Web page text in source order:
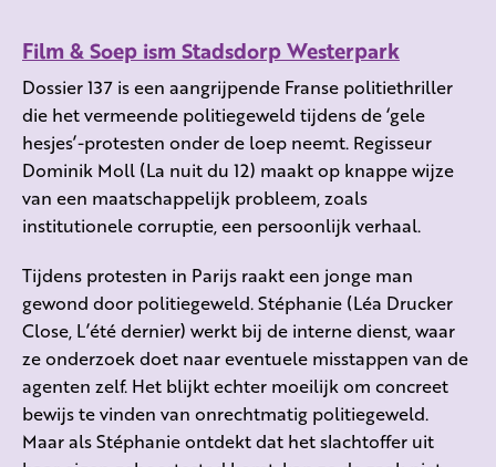
Film & Soep ism Stadsdorp Westerpark
Dossier 137 is een aangrijpende Franse politiethriller
die het vermeende politiegeweld tijdens de ‘gele
hesjes’-protesten onder de loep neemt. Regisseur
Dominik Moll (La nuit du 12) maakt op knappe wijze
van een maatschappelijk probleem, zoals
institutionele corruptie, een persoonlijk verhaal.
Tijdens protesten in Parijs raakt een jonge man
gewond door politiegeweld. Stéphanie (Léa Drucker
Close, L’été dernier) werkt bij de interne dienst, waar
ze onderzoek doet naar eventuele misstappen van de
agenten zelf. Het blijkt echter moeilijk om concreet
bewijs te vinden van onrechtmatig politiegeweld.
Maar als Stéphanie ontdekt dat het slachtoffer uit